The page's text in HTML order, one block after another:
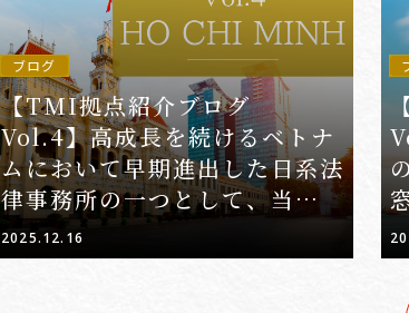
ブログ
【TMI拠点紹介ブログ
Vol.4】高成長を続けるベトナ
ムにおいて早期進出した日系法
律事務所の一つとして、当局対
応にも精通した南部中核拠点
―ホーチミンオフィス―
2025.12.16